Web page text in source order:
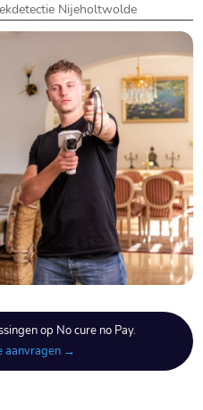
Nijeholtwolde
op No cure no Pay.
aanvragen →